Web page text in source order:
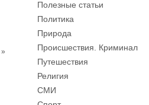
»
Полезные статьи
Политика
Природа
Происшествия. Криминал
Путешествия
Религия
СМИ